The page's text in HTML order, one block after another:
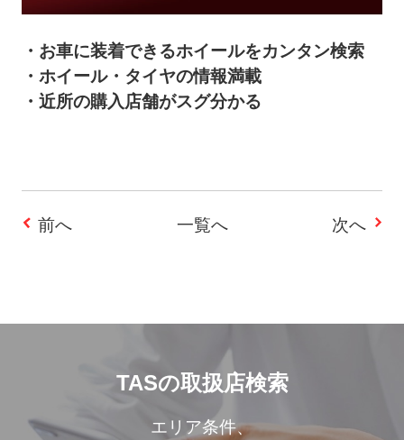
・お車に装着できるホイールをカンタン検索
・ホイール・タイヤの情報満載
・近所の購入店舗がスグ分かる
投
ー
前へ 一覧へ 次へ
TASの取扱店検索
エリア条件、